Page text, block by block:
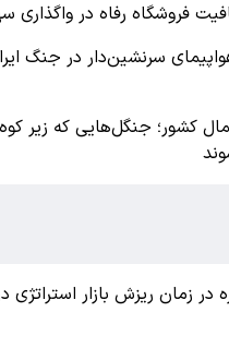
فروشگاه رفاه در واگذاری
دستکم 7 هواپیمای سرنشین‌دار در
کشور؛ جنگل‌هایی که زیر
در زمان ریزش بازار استراتژی